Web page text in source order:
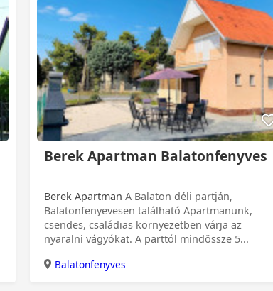
Berek Apartman Balatonfenyves
Berek Apartman A Balaton déli partján,
Balatonfenyevesen található Apartmanunk,
csendes, családias környezetben várja az
nyaralni vágyókat. A parttól mindössze 5...
Balatonfenyves